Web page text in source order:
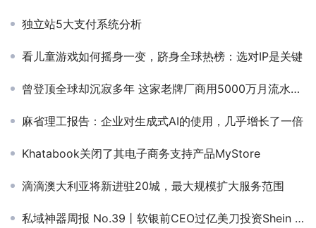
独立站5大支付系统分析
看儿童游戏如何摇身一变，跻身全球热榜：选对IP是关键
曾登顶全球却沉寂多年 这家老牌厂商用5000万月流水杀回一线
麻省理工报告：企业对生成式AI的使用，几乎增长了一倍
Khatabook关闭了其电子商务支持产品MyStore
滴滴澳大利亚将新进驻20城，最大规模扩大服务范围
私域神器周报 No.39丨软银前CEO过亿美刀投资Shein 一起来看更多出海大事件